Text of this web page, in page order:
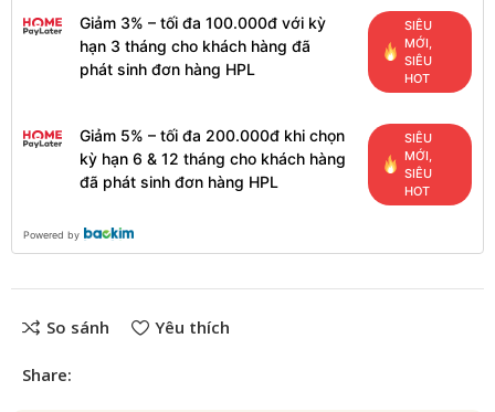
Giảm 3% – tối đa 100.000đ với kỳ
hạn 3 tháng cho khách hàng đã
phát sinh đơn hàng HPL
SIÊU
MỚI,
SIÊU
HOT
Giảm 5% – tối đa 200.000đ khi chọn
kỳ hạn 6 & 12 tháng cho khách hàng
đã phát sinh đơn hàng HPL
SIÊU
MỚI,
SIÊU
HOT
Powered by
So sánh Yêu thích
Share: